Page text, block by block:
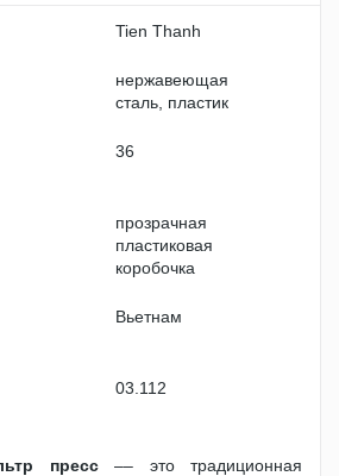
Tien Thanh
нержавеющая
сталь, пластик
36
прозрачная
пластиковая
коробочка
Вьетнам
03.112
пресс–– это традиционная